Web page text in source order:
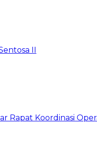
II
Rapat Koordinasi